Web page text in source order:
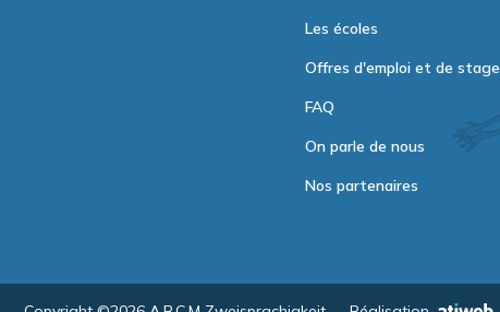
Les écoles
Offres d'emploi et de stage
FAQ
On parle de nous
Nos partenaires